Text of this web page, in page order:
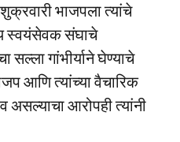
भाजपला त्यांचे
स्वयंसेवक संघाचे
गांभीर्याने घेण्याचे
आणि त्यांच्या वैचारिक
असल्याचा आरोपही त्यांनी